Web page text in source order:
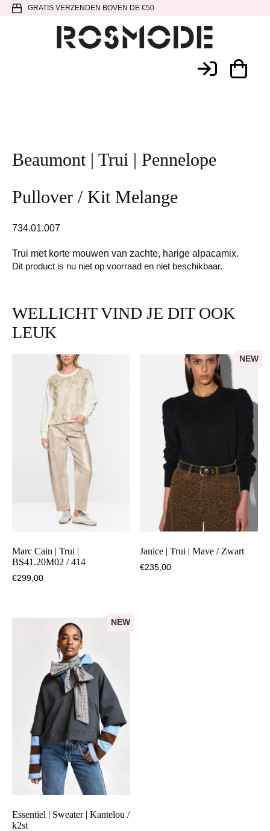
Spring
hoofdnavigatie
Door
SpringGRATIS VERZENDEN BOVEN DE €50
Beaumont | Trui | Pennelope
Pullover / Kit Melange
734.01.007
Trui met korte mouwen van zachte, harige alpacamix.
Dit product is nu niet op voorraad en niet beschikbaar.
WELLICHT VIND JE DIT OOK
LEUK
Marc Cain | Trui |
BS41.20M02 / 414
€299,00
NEW
Janice | Trui | Mave / Zwart
€235,00
NEW
Essentiel | Sweater | Kantelou /
k2st